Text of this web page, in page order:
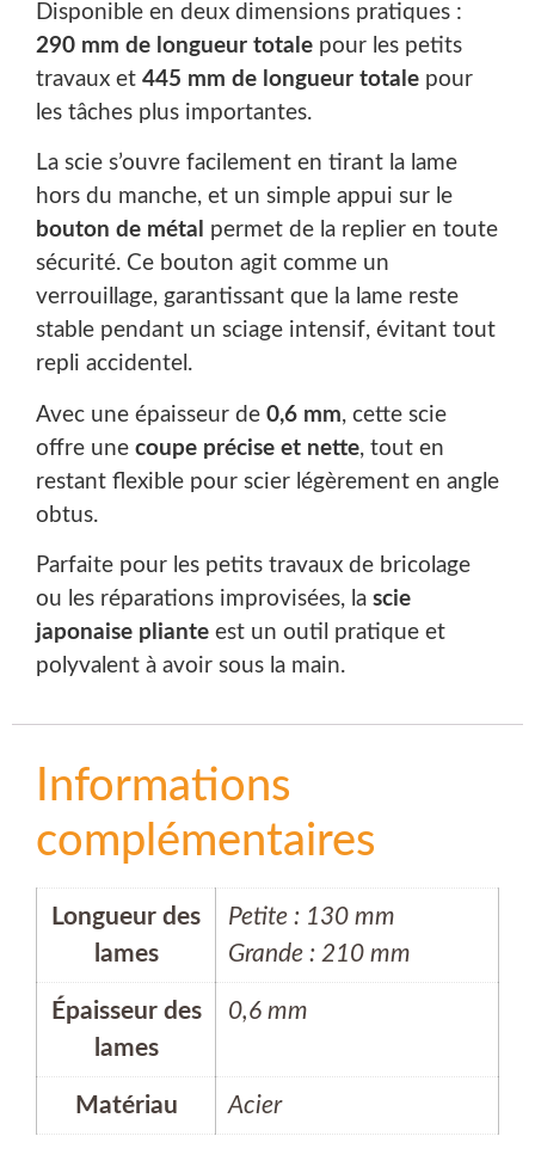
Disponible en deux dimensions pratiques :
290 mm de longueur totale pour les petits
travaux et 445 mm de longueur totale pour
les tâches plus importantes.
La scie s’ouvre facilement en tirant la lame
hors du manche, et un simple appui sur le
bouton de métal
permet de la replier en toute
sécurité. Ce bouton agit comme un
verrouillage, garantissant que la lame reste
stable pendant un sciage intensif, évitant tout
repli accidentel.
Avec une épaisseur de 0,6 mm, cette scie
offre une coupe précise et nette, tout en
restant flexible pour scier légèrement en angle
obtus.
Parfaite pour les petits travaux de bricolage
ou les réparations improvisées, la scie
japonaise pliante est un outil pratique et
polyvalent à avoir sous la main.
Informations
complémentaires
Longueur des
lames
Petite : 130 mm
Grande : 210 mm
Épaisseur des
lames
0,6 mm
Matériau Acier